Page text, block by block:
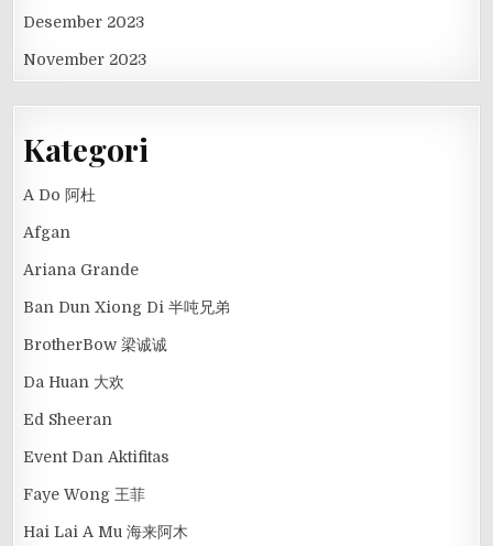
Desember 2023
November 2023
Kategori
A Do 阿杜
Afgan
Ariana Grande
Ban Dun Xiong Di 半吨兄弟
BrotherBow 梁诚诚
Da Huan 大欢
Ed Sheeran
Event Dan Aktifitas
Faye Wong 王菲
Hai Lai A Mu 海来阿木